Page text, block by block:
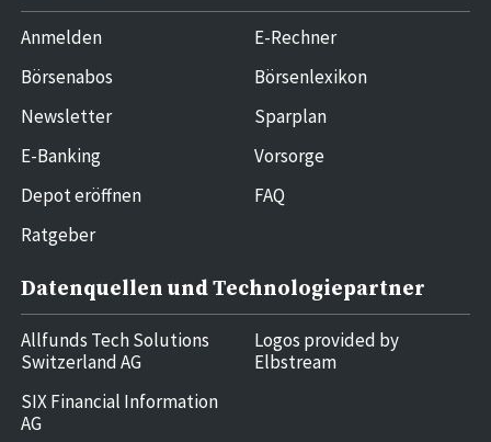
Anmelden
Börsenabos
Newsletter
E-Banking
Depot eröffnen
Ratgeber
E-Rechner
Börsenlexikon
Sparplan
Vorsorge
FAQ
Datenquellen und Technologiepartner
Allfunds Tech Solutions
Switzerland AG
SIX Financial Information
AG
Logos provided by
Elbstream